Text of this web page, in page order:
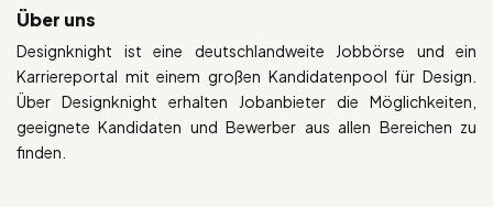
Über uns
Designknight ist eine deutschlandweite Jobbörse und ein
Karriereportal mit einem großen Kandidatenpool für Design.
Über Designknight erhalten Jobanbieter die Möglichkeiten,
geeignete Kandidaten und Bewerber aus allen Bereichen zu
finden.